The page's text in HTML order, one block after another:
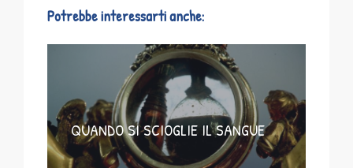
Potrebbe interessarti anche:
QUANDO SI SCIOGLIE IL SANGUE